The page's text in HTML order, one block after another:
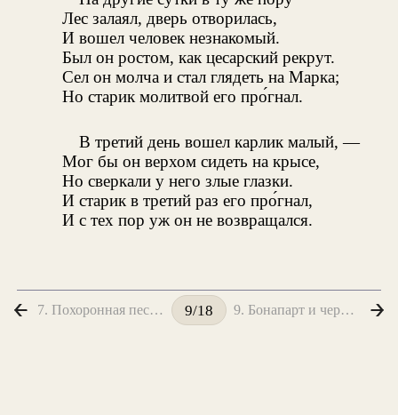
Лес залаял, дверь отворилась,
И вошел человек незнакомый.
Был он ростом, как цесарский рекрут.
Сел он молча и стал глядеть на Марка;
Но старик молитвой его про́гнал.
В третий день вошел карлик малый, —
Мог бы он верхом сидеть на крысе,
Но сверкали у него злые глазки.
И старик в третий раз его про́гнал,
И с тех пор уж он не возвращался.
7. Похоронная песня Иакинфа Маглановича 9/18 9. Бонапарт и черногорцы